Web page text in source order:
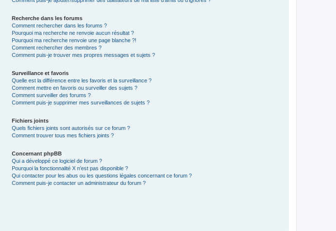
Recherche dans les forums
Comment rechercher dans les forums ?
Pourquoi ma recherche ne renvoie aucun résultat ?
Pourquoi ma recherche renvoie une page blanche ?!
Comment rechercher des membres ?
Comment puis-je trouver mes propres messages et sujets ?
Surveillance et favoris
Quelle est la différence entre les favoris et la surveillance ?
Comment mettre en favoris ou surveiller des sujets ?
Comment surveiller des forums ?
Comment puis-je supprimer mes surveillances de sujets ?
Fichiers joints
Quels fichiers joints sont autorisés sur ce forum ?
Comment trouver tous mes fichiers joints ?
Concernant phpBB
Qui a développé ce logiciel de forum ?
Pourquoi la fonctionnalité X n’est pas disponible ?
Qui contacter pour les abus ou les questions légales concernant ce forum ?
Comment puis-je contacter un administrateur du forum ?